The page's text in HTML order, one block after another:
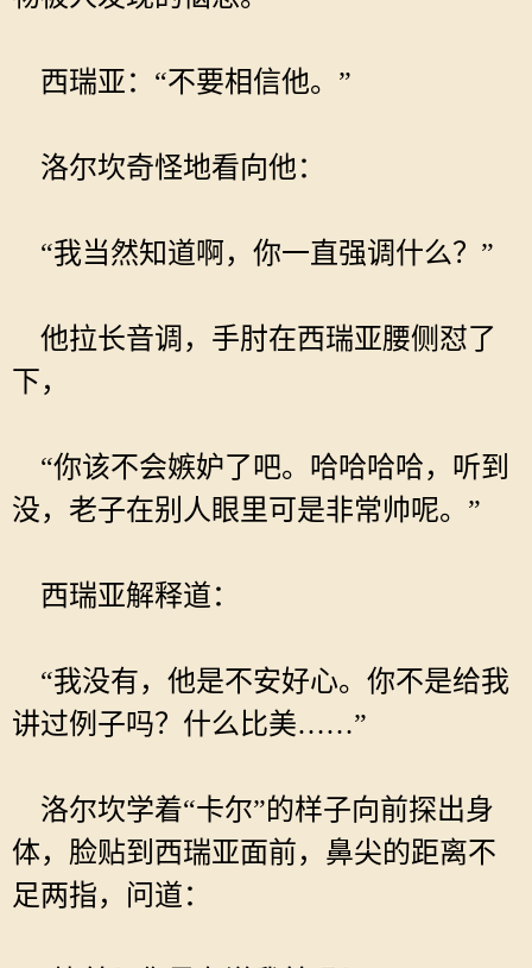
西瑞亚：“不要相信他。”
洛尔坎奇怪地看向他：
“我当然知道啊，你一直强调什么？”
他拉长音调，手肘在西瑞亚腰侧怼了
下，
“你该不会嫉妒了吧。哈哈哈哈，听到
没，老子在别人眼里可是非常帅呢。”
西瑞亚解释道：
“我没有，他是不安好心。你不是给我
讲过例子吗？什么比美……”
洛尔坎学着“卡尔”的样子向前探出身
体，脸贴到西瑞亚面前，鼻尖的距离不
足两指，问道：